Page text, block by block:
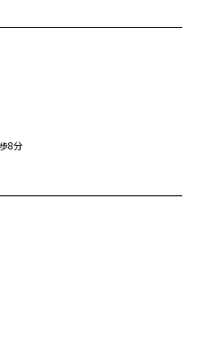
8分